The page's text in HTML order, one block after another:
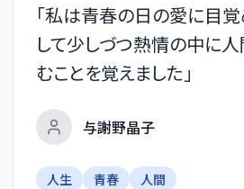
「私は青春の日の愛に目覚
して少しづつ熱情の中に
むことを覚えました 」
与謝野晶子
人生 青春 人間